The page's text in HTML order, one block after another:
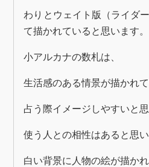
わりとウェイト版（ライダ
て描かれていると思います。
小アルカナの数札は、
生活感のある情景が描かれて
占う際イメージしやすいと思
使う人との相性はあると思い
白い背景に人物の絵が描か